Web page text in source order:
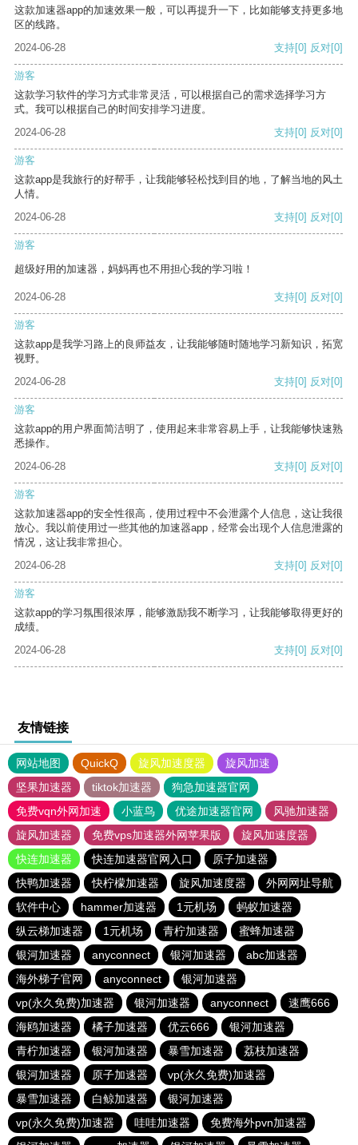
这款加速器app的加速效果一般，可以再提升一下，比如能够支持更多地
区的线路。
2024-06-28
支持[0] 反对[0]
游客
这款学习软件的学习方式非常灵活，可以根据自己的需求选择学习方
式。我可以根据自己的时间安排学习进度。
2024-06-28
支持[0] 反对[0]
游客
这款app是我旅行的好帮手，让我能够轻松找到目的地，了解当地的风土
人情。
2024-06-28
支持[0] 反对[0]
游客
超级好用的加速器，妈妈再也不用担心我的学习啦！
2024-06-28 支持[0] 反对[0]
游客
这款app是我学习路上的良师益友，让我能够随时随地学习新知识，拓宽
视野。
2024-06-28
支持[0] 反对[0]
游客
这款app的用户界面简洁明了，使用起来非常容易上手，让我能够快速熟
悉操作。
2024-06-28
支持[0] 反对[0]
游客
这款加速器app的安全性很高，使用过程中不会泄露个人信息，这让我很
放心。我以前使用过一些其他的加速器app，经常会出现个人信息泄露的
情况，这让我非常担心。
2024-06-28
支持[0] 反对[0]
游客
这款app的学习氛围很浓厚，能够激励我不断学习，让我能够取得更好的
成绩。
2024-06-28
支持[0] 反对[0]
友情链接
网站地图 QuickQ 旋风加速度器
旋风加速
坚果加速器
tiktok加速器
狗急加速器官网
免费vqn外网加速
小蓝鸟 优途加速器官网
风驰加速器
旋风加速器
免费vps加速器外网苹果版
旋风加速度器
快连加速器
快连加速器官网入口
原子加速器
快鸭加速器
快柠檬加速器 旋风加速度器
外网网址导航
软件中心
hammer加速器 1元机场
蚂蚁加速器
纵云梯加速器
1元机场 青柠加速器
蜜蜂加速器
银河加速器
anyconnect 银河加速器
abc加速器
海外梯子官网
anyconnect
银河加速器
vp(永久免费)加速器
银河加速器 anyconnect
速鹰666
海鸥加速器
橘子加速器 优云666
银河加速器
青柠加速器
银河加速器 暴雪加速器
荔枝加速器
银河加速器
原子加速器
vp(永久免费)加速器
暴雪加速器
白鲸加速器
银河加速器
vp(永久免费)加速器
哇哇加速器
免费海外pvn加速器